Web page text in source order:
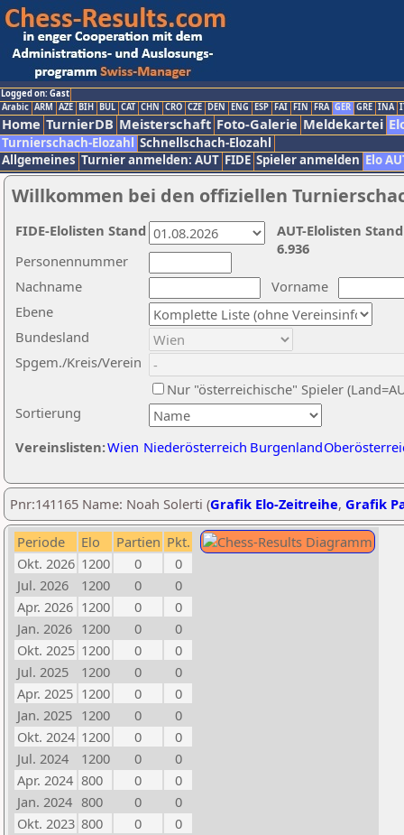
Logged on: Gast
Arabic ARM AZE BIH BUL CAT CHN CRO CZE DEN ENG ESP FAI FIN FRA GER GRE INA
Home TurnierDB Meisterschaft Foto-Galerie Meldekartei
Turnierschach-Elozahl Schnellschach-Elozahl
Allgemeines Turnier anmelden: AUT FIDE Spieler anmelden Elo
Willkommen bei den offiziellen
Nachname
Vorname
Ebene
Sortierung
Personennummer
Bundesland
Spgem./Kreis/Verein
Nur "österreichische" Spieler
Vereinslisten:Wien Niederösterreich Burgenland
AUT-Elolisten
6.936
FIDE-Elolisten Stand
Pnr:141165 Name: Noah Solerti (Grafik Elo-Zeitreihe, Grafik
Periode Elo Partien Pkt.
Okt. 2026 1200 0
0
Jul. 2026
1200 0
0
Apr. 2026 1200 0
0
Jan. 2026 1200 0
0
Okt. 2025 1200 0
0
Jul. 2025
1200 0
0
Apr. 2025 1200 0
0
Jan. 2025 1200 0
0
Okt. 2024 1200 0
0
Jul. 2024
1200 0
0
Apr. 2024 800 0
0
Jan. 2024 800 0
0
Okt. 2023 800 0
0